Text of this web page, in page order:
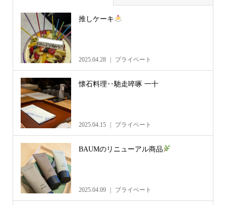
推しケーキ
2025.04.28 プライベート
懐石料理‥馳走啐啄 一十
2025.04.15 プライベート
BAUMのリニューアル商品
2025.04.09 プライベート